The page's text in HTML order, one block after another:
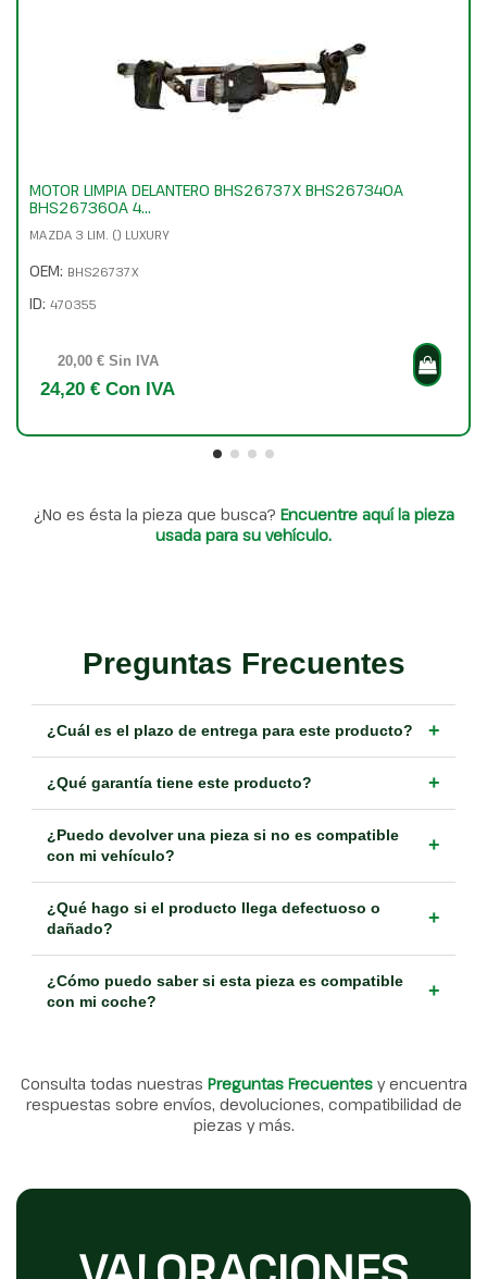
MOTOR LIMPIA DELANTERO BHS26737X BHS267340A
BHS267360A 4...
MAZDA 3 LIM. () LUXURY
OEM: BHS26737X
ID: 470355
20,00 € Sin IVA
24,20 € Con IVA
¿No es ésta la pieza que busca? Encuentre aquí la pieza
usada para su vehículo.
Preguntas Frecuentes
¿Cuál es el plazo de entrega para este producto? +
¿Qué garantía tiene este producto? +
¿Puedo devolver una pieza si no es compatible
con mi vehículo?
+
¿Qué hago si el producto llega defectuoso o
dañado?
+
¿Cómo puedo saber si esta pieza es compatible
con mi coche?
+
Consulta todas nuestras Preguntas Frecuentes y encuentra
respuestas sobre envíos, devoluciones, compatibilidad de
piezas y más.